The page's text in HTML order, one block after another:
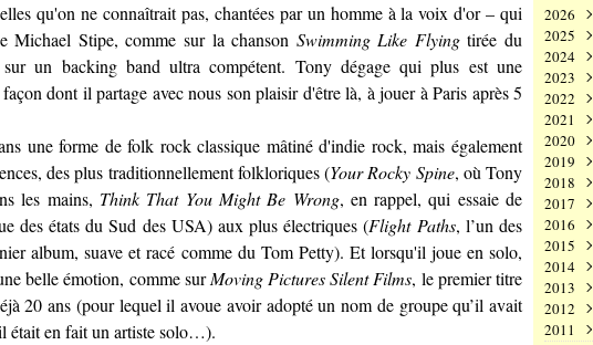
qu'on ne connaîtrait pas, chantées par un homme à la voix d'or – qui
Michael Stipe, comme sur la chanson Swimming Like Flyingtirée du
un backing band ultra compétent. Tony dégage qui plus est une
dont il partage avec nous son plaisir d'être là, à jouer à Paris après 5
une forme de folk rock classique mâtiné d'indie rock, mais également
des plus traditionnellement folkloriques (Your Rocky Spine, où Tony
les mains, Think That You Might Be Wrong, en rappel, qui essaie de
des états du Sud des USA) aux plus électriques (Flight Paths, l’un des
album, suave et racé comme du Tom Petty). Et lorsqu'il joue en solo,
belle émotion, comme surMoving Pictures Silent Films, le premier titre
20 ans (pour lequel il avoue avoir adopté un nom de groupe qu’il avait
était en fait un artiste solo…).
2026
Août
Juillet
Juin
Mai
Avril
Mars
2025
Août
Juillet
Juin
Mai
Avril
Mars
2024
Août
Juillet
Juin
Mai
Avril
Mars
2023
Août
Juillet
Juin
Mai
Avril
Mars
2022
Août
Juillet
Juin
Mai
Avril
Mars
2021
Août
Juillet
Juin
Mai
Avril
Mars
2020
Août
Juillet
Juin
Mai
Avril
2019
Août
Juillet
Juin
Mai
2018
Août
Juillet
Juin
2017
Août
Juillet
2016
Août
2015
2014
2013
2012
2011